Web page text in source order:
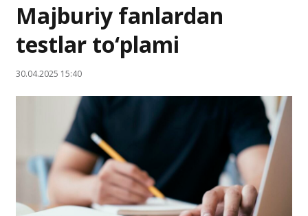
Majburiy fanlardan
testlar to‘plami
30.04.2025 15:40